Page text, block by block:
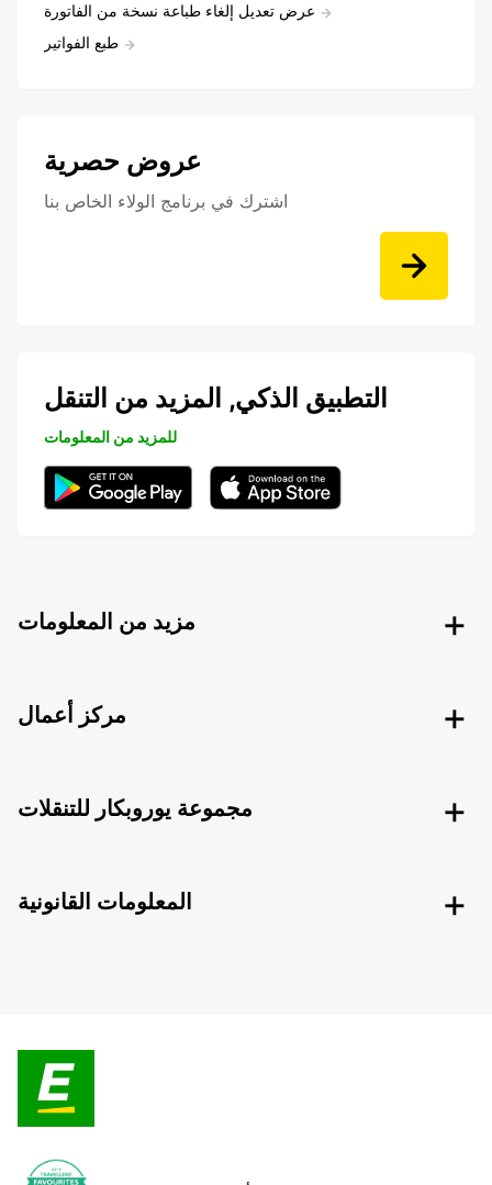
عرض تعديل إلغاء طباعة نسخة من الفاتورة
طبع الفواتير
عروض حصرية
اشترك في برنامج الولاء الخاص بنا
التطبيق الذكي, المزيد من التنقل
للمزيد من المعلومات
مزيد من المعلومات
مركز أعمال
مجموعة يوروبكار للتنقلات
المعلومات القانونية